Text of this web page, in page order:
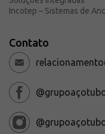
Incotep – Sistemas de
Contato